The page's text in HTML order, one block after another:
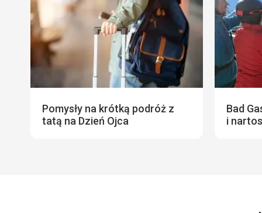
Pomysły na krótką podróż z
tatą na Dzień Ojca
Bad
i